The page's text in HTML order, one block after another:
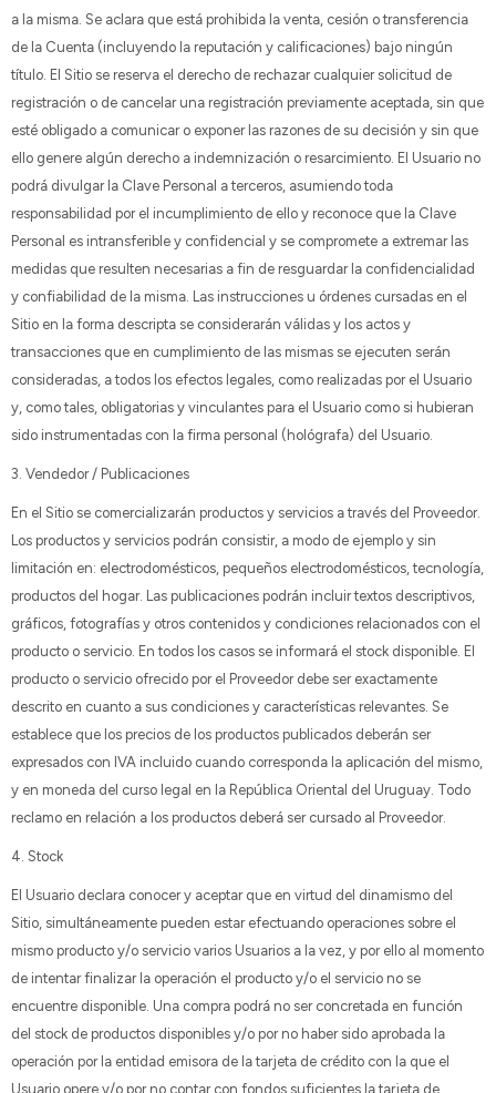
a la misma. Se aclara que está prohibida la venta, cesión o transferencia
de la Cuenta (incluyendo la reputación y calificaciones) bajo ningún
título. El Sitio se reserva el derecho de rechazar cualquier solicitud de
registración o de cancelar una registración previamente aceptada, sin que
esté obligado a comunicar o exponer las razones de su decisión y sin que
ello genere algún derecho a indemnización o resarcimiento. El Usuario no
podrá divulgar la Clave Personal a terceros, asumiendo toda
responsabilidad por el incumplimiento de ello y reconoce que la Clave
Personal es intransferible y confidencial y se compromete a extremar las
medidas que resulten necesarias a fin de resguardar la confidencialidad
y confiabilidad de la misma. Las instrucciones u órdenes cursadas en el
Sitio en la forma descripta se considerarán válidas y los actos y
transacciones que en cumplimiento de las mismas se ejecuten serán
consideradas, a todos los efectos legales, como realizadas por el Usuario
y, como tales, obligatorias y vinculantes para el Usuario como si hubieran
sido instrumentadas con la firma personal (hológrafa) del Usuario.
3. Vendedor / Publicaciones
En el Sitio se comercializarán productos y servicios a través del Proveedor.
Los productos y servicios podrán consistir, a modo de ejemplo y sin
limitación en: electrodomésticos, pequeños electrodomésticos, tecnología,
productos del hogar. Las publicaciones podrán incluir textos descriptivos,
gráficos, fotografías y otros contenidos y condiciones relacionados con el
producto o servicio. En todos los casos se informará el stock disponible. El
producto o servicio ofrecido por el Proveedor debe ser exactamente
descrito en cuanto a sus condiciones y características relevantes. Se
establece que los precios de los productos publicados deberán ser
expresados con IVA incluido cuando corresponda la aplicación del mismo,
y en moneda del curso legal en la República Oriental del Uruguay. Todo
reclamo en relación a los productos deberá ser cursado al Proveedor.
4. Stock
El Usuario declara conocer y aceptar que en virtud del dinamismo del
Sitio, simultáneamente pueden estar efectuando operaciones sobre el
mismo producto y/o servicio varios Usuarios a la vez, y por ello al momento
de intentar finalizar la operación el producto y/o el servicio no se
encuentre disponible. Una compra podrá no ser concretada en función
del stock de productos disponibles y/o por no haber sido aprobada la
operación por la entidad emisora de la tarjeta de crédito con la que el
Usuario opere y/o por no contar con fondos suficientes la tarjeta de